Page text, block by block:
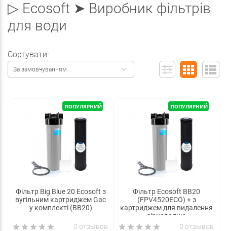
▷ Ecosoft ➤ Виробник фільтрів
для води
Сортувати:
За замовчуванням
ПОПУЛЯРНИЙ
Фільтр Big Blue 20 Ecosoft з
вугільним картриджем Gac
у комплекті (BB20)
0 отзывов
ПОПУЛЯРНИЙ
Фільтр Ecosoft BB20
(FPV4520ECO) + з
картриджем для видалення
сірководню
CRVS4520ECOEXP0 отзывов